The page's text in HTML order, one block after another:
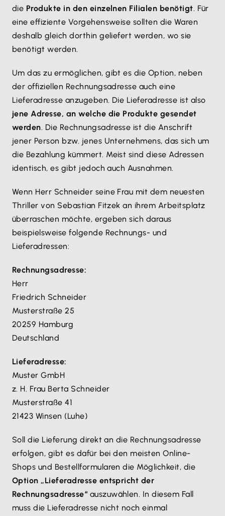
die Produkte in den einzelnen Filialen benötigt. Für
eine effiziente Vorgehensweise sollten die Waren
deshalb gleich dorthin geliefert werden, wo sie
benötigt werden.
Um das zu ermöglichen, gibt es die Option, neben
der offiziellen Rechnungsadresse auch eine
Lieferadresse anzugeben. Die Lieferadresse ist also
jene Adresse, an welche die Produkte gesendet
werden. Die Rechnungsadresse ist die Anschrift
jener Person bzw. jenes Unternehmens, das sich um
die Bezahlung kümmert. Meist sind diese Adressen
identisch, es gibt jedoch auch Ausnahmen.
Wenn Herr Schneider seine Frau mit dem neuesten
Thriller von Sebastian Fitzek an ihrem Arbeitsplatz
überraschen möchte, ergeben sich daraus
beispielsweise folgende Rechnungs- und
Lieferadressen:
Rechnungsadresse:
Herr
Friedrich Schneider
Musterstraße 25
20259 Hamburg
Deutschland
Lieferadresse:
Muster GmbH
z. H. Frau Berta Schneider
Musterstraße 41
21423 Winsen (Luhe)
Soll die Lieferung direkt an die Rechnungsadresse
erfolgen, gibt es dafür bei den meisten Online-
Shops und Bestellformularen die Möglichkeit, die
Option „Lieferadresse entspricht der
Rechnungsadresse“ auszuwählen. In diesem Fall
muss die Lieferadresse nicht noch einmal